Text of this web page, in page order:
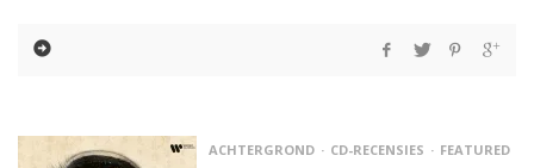
ACHTERGROND CD-RECENSIES
FEATURED